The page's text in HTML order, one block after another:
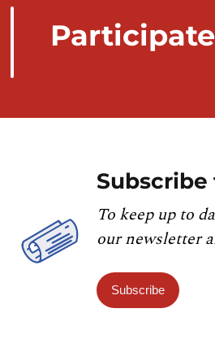
Participate
To keep up to
our newsletter
Subscribe